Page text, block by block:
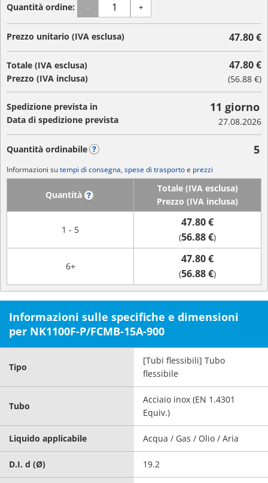
Quantità ordine: - +
Prezzo unitario (IVA esclusa) 47.80 €
Totale (IVA esclusa)
Prezzo (IVA inclusa)
47.80 €
(56.88 €)
Spedizione prevista in
Data di spedizione prevista
11 giorno
27.08.2026
Quantità ordinabile 5
Informazioni sutempi di consegna, spese di trasportoe prezzi
Quantità
Totale (IVA esclusa)
Prezzo (IVA inclusa)
1 - 5
47.80 €
(56.88 €)
6+
47.80 €
(56.88 €)
Informazioni sulle specifiche e dimensioni
per NK1100F-P/FCMB-15A-900
Tipo
[Tubi flessibili] Tubo
flessibile
Tubo
Acciaio inox (EN 1.4301
Equiv.)
Liquido applicabile Acqua / Gas / Olio / Aria
D.I. d (Ø) 19.2